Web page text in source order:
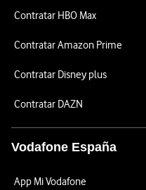
Contratar HBO Max
Contratar Amazon Prime
Contratar Disney plus
Contratar DAZN
Vodafone España
App Mi Vodafone